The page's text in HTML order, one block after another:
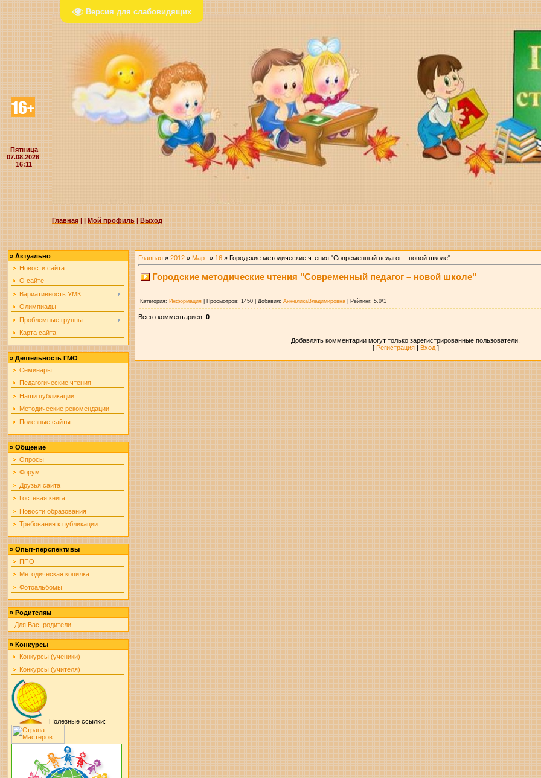
Версия для слабовидящих
Пятница
07.08.2026
16:11
Главная||Мой профиль|Выход
»Актуально
Новости сайта
О сайте
Вариативность УМК
Олимпиады
Проблемные группы
Карта сайта
»Деятельность ГМО
Семинары
Педагогические чтения
Наши публикации
Методические рекомендации
Полезные сайты
»Общение
Опросы
Форум
Друзья сайта
Гостевая книга
Новости образования
Требования к публикации
»Опыт-перспективы
ППО
Методическая копилка
Фотоальбомы
»Родителям
Для Вас, родители
»Конкурсы
Конкурсы (ученики)
Конкурсы (учителя)
Полезные ссылки:
Главная »2012 » Март » 16 » Городские методические чтения "Современный педагог – новой школе"
Городские методические чтения "Современный педагог – новой школе"
Категория: Информация Просмотров: 1450 | Добавил:АнжеликаВладимировна Рейтинг:5.0/1
Всего комментариев:0
Добавлять комментарии могут только зарегистрированные пользователи.
[ Регистрация| Вход]